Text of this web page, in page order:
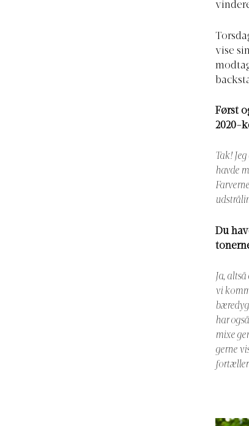
vise
Først
2020-
Tak!
havde
Du
Ja,
vi
har
mixe
gerne
fortæller